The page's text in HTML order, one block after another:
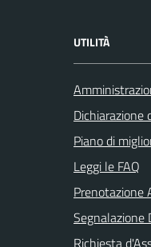
UTILITÀ
Dichiarazione
Piano di
Leggi le FAQ
Prenotazione
Segnalazione
Richiesta